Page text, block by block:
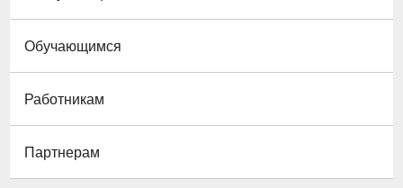
Обучающимся
Работникам
Партнерам